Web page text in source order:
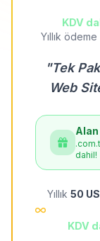
KDV
Yıllık
"Tek
Web
Alan
dahil!
Yıllık 50
KDV